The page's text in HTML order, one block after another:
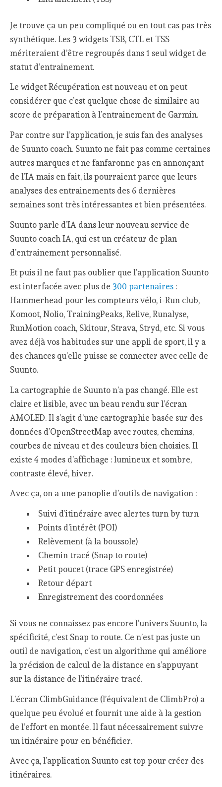
Je trouve ça un peu compliqué ou en tout cas pas très
synthétique. Les 3 widgets TSB, CTL et TSS
mériteraient d’être regroupés dans 1 seul widget de
statut d’entrainement.
Le widget Récupération est nouveau et on peut
considérer que c’est quelque chose de similaire au
score de préparation à l’entrainement de Garmin.
Par contre sur l’application, je suis fan des analyses
de Suunto coach. Suunto ne fait pas comme certaines
autres marques et ne fanfaronne pas en annonçant
de l’IA mais en fait, ils pourraient parce que leurs
analyses des entrainements des 6 dernières
semaines sont très intéressantes et bien présentées.
Suunto parle d’IA dans leur nouveau service de
Suunto coach IA, qui est un créateur de plan
d’entrainement personnalisé.
Et puis il ne faut pas oublier que l’application Suunto
est interfacée avec plus de 300 partenaires :
Hammerhead pour les compteurs vélo, i-Run club,
Komoot, Nolio, TrainingPeaks, Relive, Runalyse,
RunMotion coach, Skitour, Strava, Stryd, etc. Si vous
avez déjà vos habitudes sur une appli de sport, il y a
des chances qu’elle puisse se connecter avec celle de
Suunto.
La cartographie de Suunto n’a pas changé. Elle est
claire et lisible, avec un beau rendu sur l’écran
AMOLED. Il s’agit d’une cartographie basée sur des
données d’OpenStreetMap avec routes, chemins,
courbes de niveau et des couleurs bien choisies. Il
existe 4 modes d’affichage : lumineux et sombre,
contraste élevé, hiver.
Avec ça, on a une panoplie d’outils de navigation :
Suivi d’itinéraire avec alertes turn by turn
Points d’intérêt (POI)
Relèvement (à la boussole)
Chemin tracé (Snap to route)
Petit poucet (trace GPS enregistrée)
Retour départ
Enregistrement des coordonnées
Si vous ne connaissez pas encore l’univers Suunto, la
spécificité, c’est Snap to route. Ce n’est pas juste un
outil de navigation, c’est un algorithme qui améliore
la précision de calcul de la distance en s’appuyant
sur la distance de l’itinéraire tracé.
L’écran ClimbGuidance (l’équivalent de ClimbPro) a
quelque peu évolué et fournit une aide à la gestion
de l’effort en montée. Il faut nécessairement suivre
un itinéraire pour en bénéficier.
Avec ça, l’application Suunto est top pour créer des
itinéraires.